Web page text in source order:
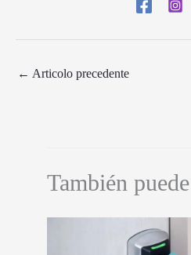
← Articolo precedente
También